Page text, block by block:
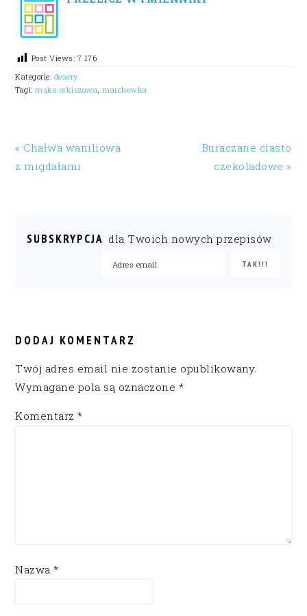
Post Views: 7 176
Kategorie: desery
Tagi:mąka orkiszowa,marchewka
« Chałwa waniliowa
z migdałami
Buraczane ciasto
czekoladowe »
SUBSKRYPCJA dla Twoich nowych przepisów
INTERACTIONS
DODAJ KOMENTARZ
Twój adres email nie zostanie opublikowany.
Wymagane pola są oznaczone *
Komentarz*
Nazwa*